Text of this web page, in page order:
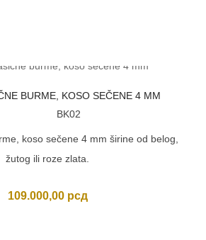
BURME, KOSO SEČENE 4 MM
BK02
koso sečene 4 mm širine od belog,
žutog ili roze zlata.
109.000,00 рсд